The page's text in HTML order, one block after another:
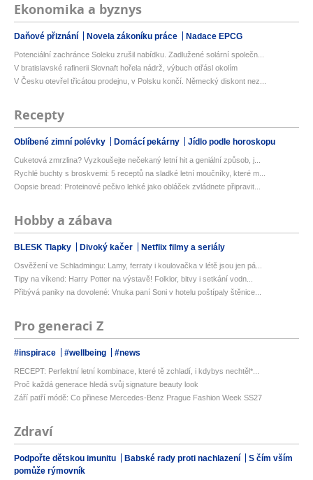
Ekonomika a byznys
Daňové přiznání Novela zákoníku práce Nadace EPCG
Potenciální zachránce Soleku zrušil nabídku. Zadlužené solární společn...
V bratislavské rafinerii Slovnaft hořela nádrž, výbuch otřásl okolím
V Česku otevřel třicátou prodejnu, v Polsku končí. Německý diskont nez...
Recepty
Oblíbené zimní polévky Domácí pekárny Jídlo podle horoskopu
Cuketová zmrzlina? Vyzkoušejte nečekaný letní hit a geniální způsob, j...
Rychlé buchty s broskvemi: 5 receptů na sladké letní moučníky, které m...
Oopsie bread: Proteinové pečivo lehké jako obláček zvládnete připravit...
Hobby a zábava
BLESK Tlapky Divoký kačer Netflix filmy a seriály
Osvěžení ve Schladmingu: Lamy, ferraty i koulovačka v létě jsou jen pá...
Tipy na víkend: Harry Potter na výstavě! Folklor, bitvy i setkání vodn...
Přibývá paniky na dovolené: Vnuka paní Soni v hotelu poštípaly štěnice...
Pro generaci Z
#inspirace #wellbeing #news
RECEPT: Perfektní letní kombinace, které tě zchladí, i kdybys nechtěl*...
Proč každá generace hledá svůj signature beauty look
Září patří módě: Co přinese Mercedes-Benz Prague Fashion Week SS27
Zdraví
Podpořte dětskou imunitu Babské rady proti nachlazení
S čím vším
pomůže rýmovník